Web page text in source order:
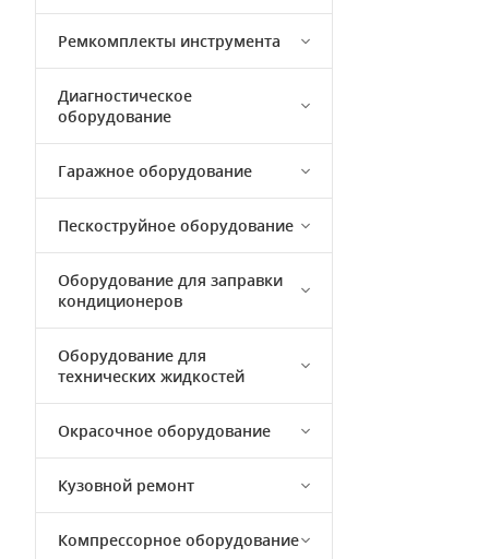
Ремкомплекты инструмента
Диагностическое
оборудование
Гаражное оборудование
Пескоструйное оборудование
Оборудование для заправки
кондиционеров
Оборудование для
технических жидкостей
Окрасочное оборудование
Кузовной ремонт
Компрессорное оборудование